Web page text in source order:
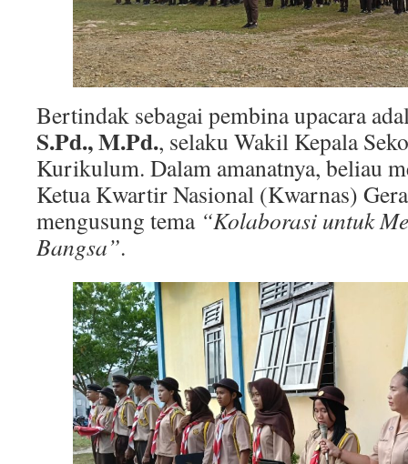
Bertindak sebagai pembina upacara
S.Pd., M.Pd., selaku Wakil Kepala
Kurikulum. Dalam amanatnya, beliau
Ketua Kwartir Nasional (Kwarnas)
mengusung tema “Kolaborasi untuk
Bangsa”.